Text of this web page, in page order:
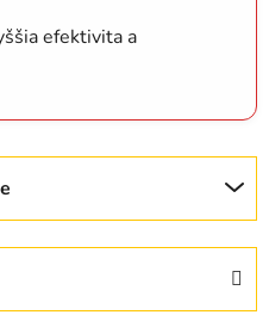
efektivita a